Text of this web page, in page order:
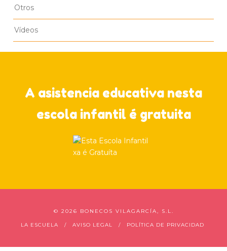
Otros
Vídeos
A asistencia educativa nesta
escola infantil é gratuita
© 2026 BONECOS VILAGARCÍA, S.L.
LA ESCUELA AVISO LEGAL POLÍTICA DE PRIVACIDAD